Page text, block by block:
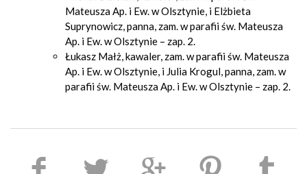
Mateusza Ap. i Ew. w Olsztynie, i Elżbieta
Suprynowicz, panna, zam. w parafii św. Mateusza
Ap. i Ew. w Olsztynie – zap. 2.
Łukasz Małż, kawaler, zam. w parafii św. Mateusza
Ap. i Ew. w Olsztynie, i Julia Krogul, panna, zam. w
parafii św. Mateusza Ap. i Ew. w Olsztynie – zap. 2.